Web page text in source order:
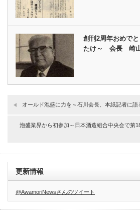
創刊2周年おめで
たけ～ 会長 崎
オールド泡盛に力を～石川会長、本紙記者に語
泡盛業界から初参加～日本酒造組合中央会で第
更新情報
@AwamoriNewsさんのツイート